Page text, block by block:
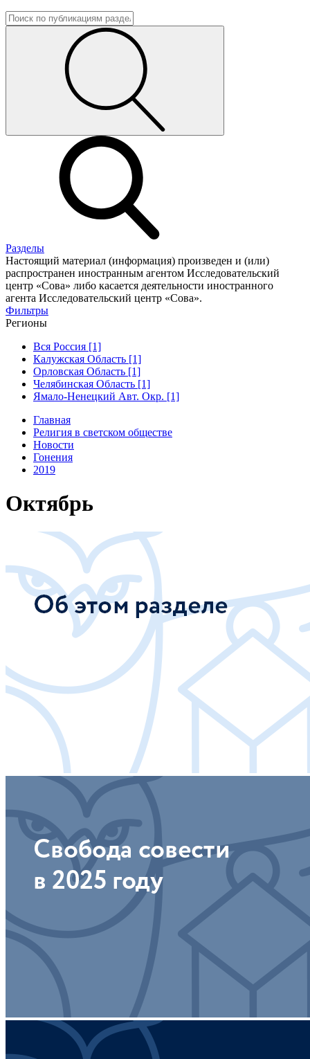
Разделы
Настоящий материал (информация) произведен и (или)
распространен иностранным агентом Исследовательский
центр «Сова» либо касается деятельности иностранного
агента Исследовательский центр «Сова».
Фильтры
Регионы
Вся Россия [1]
Калужская Область [1]
Орловская Область [1]
Челябинская Область [1]
Ямало-Ненецкий Авт. Окр. [1]
Главная
Религия в светском обществе
Новости
Гонения
2019
Октябрь